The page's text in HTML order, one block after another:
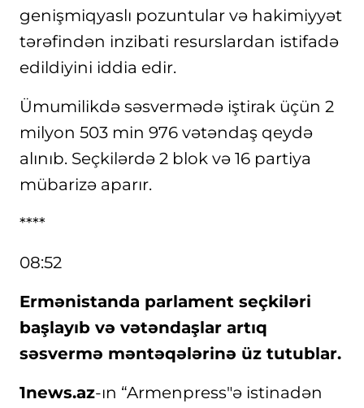
genişmiqyaslı pozuntular və hakimiyyət
tərəfindən inzibati resurslardan istifadə
edildiyini iddia edir.
Ümumilikdə səsvermədə iştirak üçün 2
milyon 503 min 976 vətəndaş qeydə
alınıb. Seçkilərdə 2 blok və 16 partiya
mübarizə aparır.
****
08:52
Ermənistanda parlament seçkiləri
başlayıb və vətəndaşlar artıq
səsvermə məntəqələrinə üz tutublar.
1news.az-ın “Armenpress"ə istinadən